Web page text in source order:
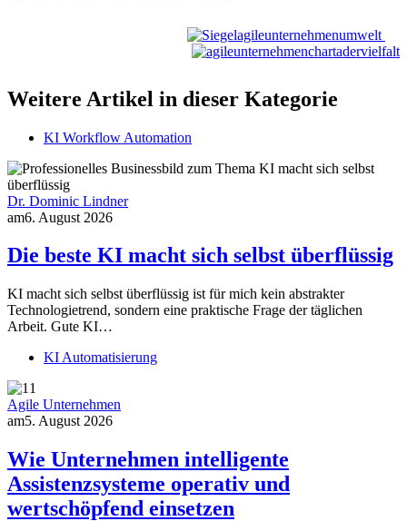
Weitere Artikel in dieser Kategorie
KI Workflow Automation
Dr. Dominic Lindner
am6. August 2026
Die beste KI macht sich selbst überflüssig
KI macht sich selbst überflüssig ist für mich kein abstrakter
Technologietrend, sondern eine praktische Frage der täglichen
Arbeit. Gute KI…
KI Automatisierung
Agile Unternehmen
am5. August 2026
Wie Unternehmen intelligente
Assistenzsysteme operativ und
wertschöpfend einsetzen